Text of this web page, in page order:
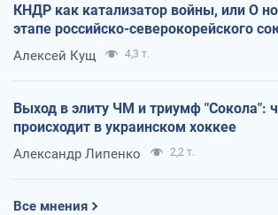
КНДР как катализатор войны, или О
этапе российско-северокорейского
Алексей Кущ 4,3 т.
Выход в элиту ЧМ и триумф "Сокола":
происходит в украинском хоккее
Александр Липенко 2,2 т.
Все мнения